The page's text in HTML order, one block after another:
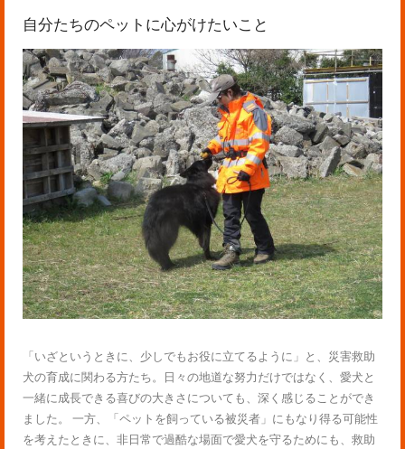
自分たちのペットに心がけたいこと
「いざというときに、少しでもお役に立てるように」と、災害救助
犬の育成に関わる方たち。日々の地道な努力だけではなく、愛犬と
一緒に成長できる喜びの大きさについても、深く感じることができ
ました。 一方、「ペットを飼っている被災者」にもなり得る可能性
を考えたときに、非日常で過酷な場面で愛犬を守るためにも、救助